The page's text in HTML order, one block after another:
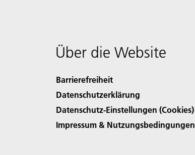
Über die Website
Barrierefreiheit
Datenschutzerklärung
Datenschutz-Einstellungen (Cookies)
Impressum & Nutzungsbedingungen